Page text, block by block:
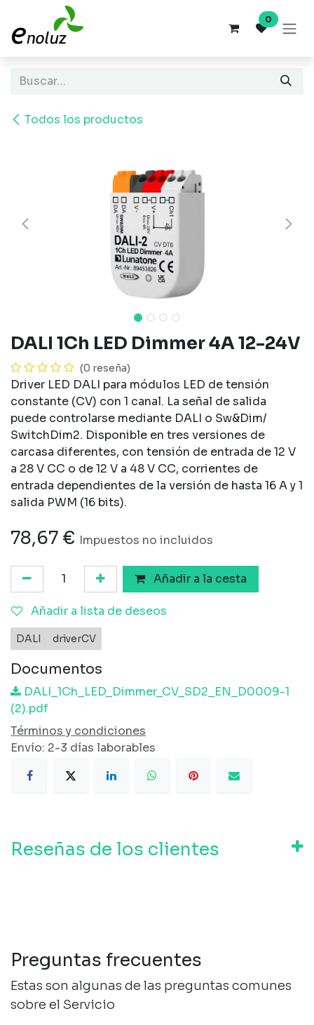
Ir al contenido
0
Todos los productos
DALI 1Ch LED Dimmer 4A 12-24V
(0 reseña)
Driver LED DALI para módulos LED de tensión
constante (CV) con 1 canal. La señal de salida
puede controlarse mediante DALI o Sw&Dim/
SwitchDim2. Disponible en tres versiones de
carcasa diferentes, con tensión de entrada de 12 V
a 28 V CC o de 12 V a 48 V CC, corrientes de
entrada dependientes de la versión de hasta 16 A y 1
salida PWM (16 bits).
78,67 € Impuestos no incluidos
Añadir a la cesta
Añadir a lista de deseos
DALI driverCV
Documentos
DALI_1Ch_LED_Dimmer_CV_SD2_EN_D0009-1
(2).pdf
Términos y condiciones
Envío: 2-3 días laborables
Reseñas de los clientes
Preguntas frecuentes
Estas son algunas de las preguntas comunes
sobre el Servicio